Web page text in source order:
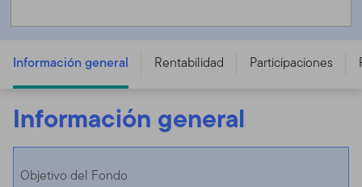
LU1586271758
Información general Rentabilidad Participaciones
Información general
Objetivo del Fondo